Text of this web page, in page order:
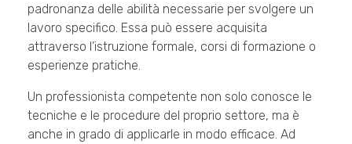
padronanza delle abilità necessarie per svolgere un
lavoro specifico. Essa può essere acquisita
attraverso l’istruzione formale, corsi di formazione o
esperienze pratiche.
Un professionista competente non solo conosce le
tecniche e le procedure del proprio settore, ma è
anche in grado di applicarle in modo efficace. Ad